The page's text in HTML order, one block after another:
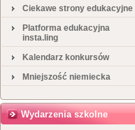
Ciekawe strony edukacyjne
Platforma edukacyjna
insta.ling
Kalendarz konkursów
Mniejszość niemiecka
Wydarzenia szkolne